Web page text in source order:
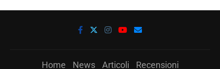
Home News Articoli Recensioni